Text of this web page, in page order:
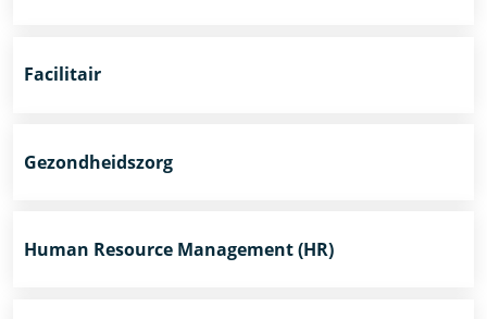
Facilitair
Gezondheidszorg
Human Resource Management (HR)